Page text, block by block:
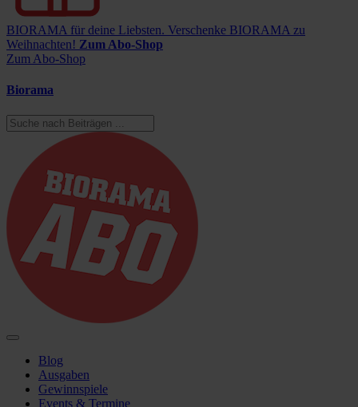
BIORAMA für deine Liebsten. Verschenke BIORAMA zu
Weihnachten! Zum Abo-Shop
Zum Abo-Shop
Biorama
Blog
Ausgaben
Gewinnspiele
Events & Termine